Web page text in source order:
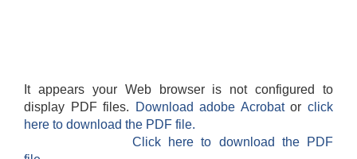
It appears your Web browser is not configured to
display PDF files.
Download adobe Acrobatorclick
here to download the PDF file.
Click here to download the PDF